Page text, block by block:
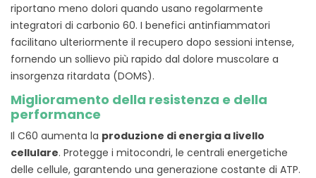
riportano meno dolori quando usano regolarmente
integratori di carbonio 60. I benefici antinfiammatori
facilitano ulteriormente il recupero dopo sessioni intense,
fornendo un sollievo più rapido dal dolore muscolare a
insorgenza ritardata (DOMS).
Miglioramento della resistenza e della
performance
Il C60 aumenta la produzione di energia a livello
cellulare. Protegge i mitocondri, le centrali energetiche
delle cellule, garantendo una generazione costante di ATP.